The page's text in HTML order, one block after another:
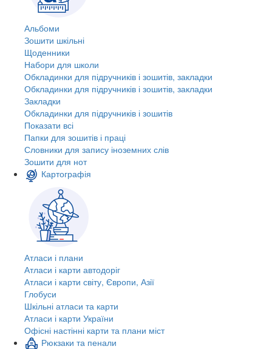
Альбоми
Зошити шкільні
Щоденники
Набори для школи
Обкладинки для підручників і зошитів, закладки
Обкладинки для підручників і зошитів, закладки
Закладки
Обкладинки для підручників і зошитів
Показати всі
Папки для зошитів і праці
Словники для запису іноземних слів
Зошити для нот
Картографія
Атласи і плани
Атласи і карти автодоріг
Атласи і карти світу, Європи, Азії
Глобуси
Шкільні атласи та карти
Атласи і карти України
Офісні настінні карти та плани міст
Рюкзаки та пенали